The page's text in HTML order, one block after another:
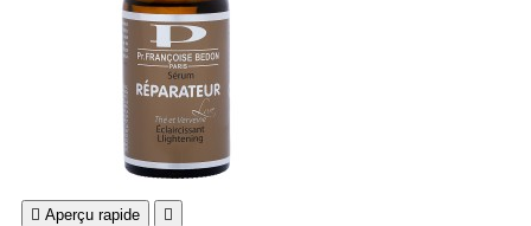
 Aperçu rapide 